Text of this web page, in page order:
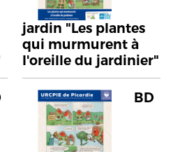
jardin "Les plantes
qui murmurent à
l'oreille du jardinier"
BD